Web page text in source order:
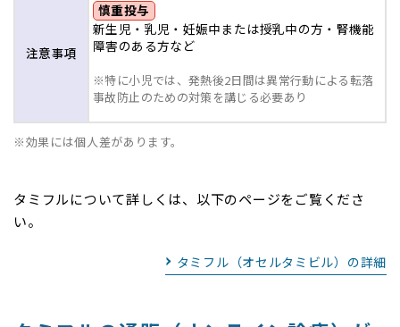
注意事項
慎重投与
新生児・乳児・妊娠中または授乳中の方・腎機能
障害のある方など
※特に小児では、発熱後2日間は異常行動による転落
事故防止のための対策を講じる必要あり
※効果には個人差があります。
タミフルについて詳しくは、以下のページをご覧くださ
い。
タミフル（オセルタミビル）の詳細